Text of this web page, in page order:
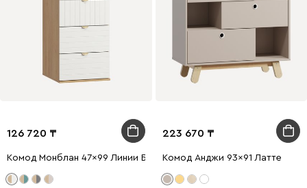
126 720
Комод Монблан 47x99 Линии Белый
223 670
Комод Анджи 93x91 Латте